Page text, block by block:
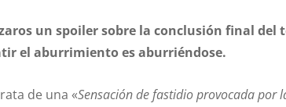
un spoiler sobre la conclusión final
el aburrimiento es aburriéndose.
de una «Sensación de fastidio provocada por